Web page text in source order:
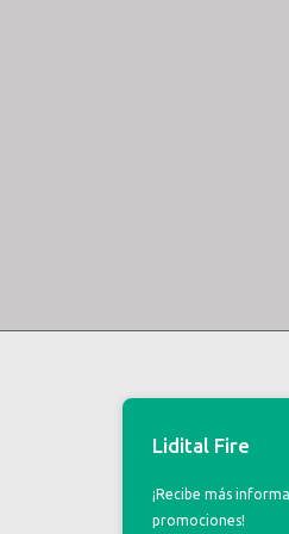
Lidital Fire
¡Recibe más
promociones!